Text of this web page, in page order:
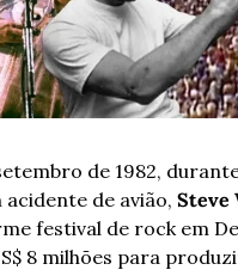
de 1982,
acidente de avião, Steve
festival de rock em
8 milhões para